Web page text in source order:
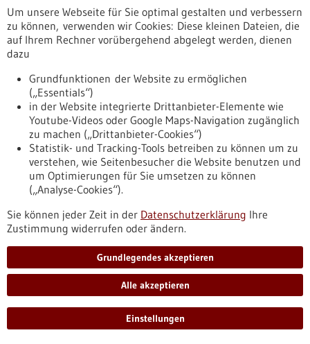
Vernetzung von Innovations-Ökosystemen in BW
Weiterentwicklung und Verzahnung der
Innovations-Ökosysteme des Landes im
Bereich Life Sciences als Basis für nationale
und internationale Strahlkraft.
https://www.forum-gesundheitsstandort-
bw.de/projekte/wirtschaftsministerium/weiterentwicklung-
und-verzahnung-der-innovations-oekosysteme-des-landes-
im-bereich-life-sciences-als-basis-fur-nationale-und-int
Bündelung von Kompetenzen
Vielfalt der Gesundheitsversorgung in Baden-
Württemberg
https://www.forum-gesundheitsstandort-
bw.de/projekte/wirtschaftsministerium/vielfalt-
gesundheitsversorgung-baden-wurttemberg
Veranstaltung -16.11.2020-19.11.2020
Um unsere Webseite für Sie optimal gestalten und verbessern
zu können, verwenden wir Cookies: Diese kleinen Dateien, die
auf Ihrem Rechner vorübergehend abgelegt werden, dienen
dazu
Grundfunktionen der Website zu ermöglichen
(„Essentials“)
in der Website integrierte Drittanbieter-Elemente wie
Youtube-Videos oder Google Maps-Navigation zugänglich
zu machen („Drittanbieter-Cookies“)
Statistik- und Tracking-Tools betreiben zu können um zu
verstehen, wie Seitenbesucher die Website benutzen und
um Optimierungen für Sie umsetzen zu können
(„Analyse-Cookies“).
Sie können jeder Zeit in der Datenschutzerklärung Ihre
Zustimmung widerrufen oder ändern.
Grundlegendes akzeptieren
Alle akzeptieren
Einstellungen